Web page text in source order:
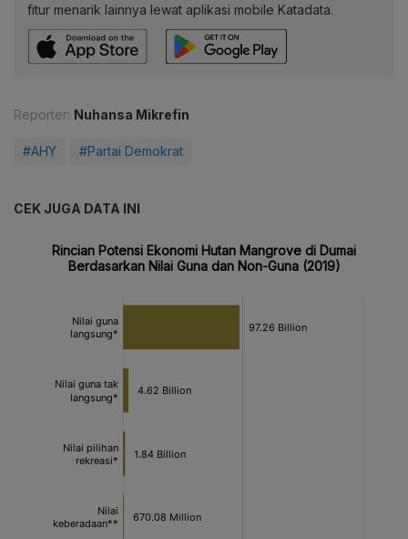
fitur menarik lainnya lewat aplikasi mobile Katadata.
Reporter: Nuhansa Mikrefin
#AHY #Partai Demokrat
CEK JUGA DATA INI